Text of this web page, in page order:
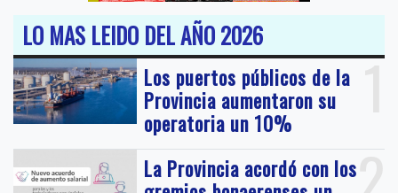
LO MAS LEIDO DEL AÑO 2026
1
Los puertos públicos de la
Provincia aumentaron su
operatoria un 10%
La Provincia acordó con los